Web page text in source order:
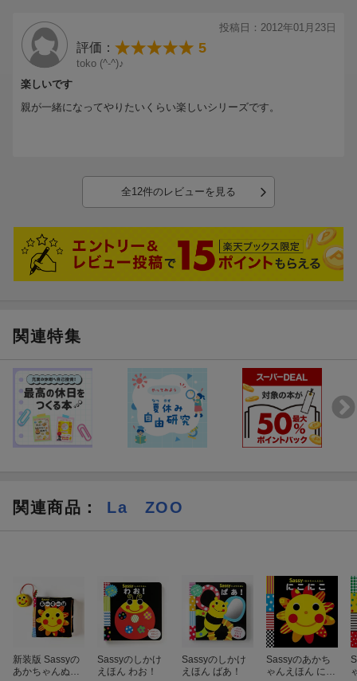
く２時間過ごせたよ♪
------------------------------------------------------
次もあそびのおうさまシリーズをプレゼントしようと思います。
カラフルで絵もかわいいので子供が自由に想像を膨らませて遊んで
くれることを願います。
もしかすると『あなぼこぬるほん』が期待していたものかも？
投稿日：2012年01月23日
評価： 5
toko (^-^)♪
楽しいです
親が一緒になってやりたいくらい楽しいシリーズです。
全12件のレビューを見る
関連特集
関連商品 ： La ZOO
新装版 Sassyの
あかちゃんぬの
Sassyのしかけ
えほん わお！
Sassyのしかけ
えほん ばあ！
Sassyのあかち
ゃんえほん にこ